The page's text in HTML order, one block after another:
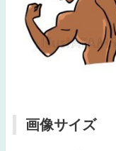
画像サイズ